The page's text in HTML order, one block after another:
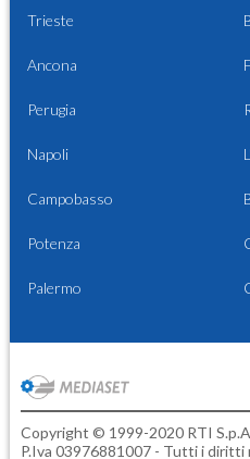
Trieste
Ancona
Perugia
Napoli
Campobasso
Potenza
Palermo
Copyright © 1999-2020 RTI
P.Iva 03976881007 - Tutti i diritti